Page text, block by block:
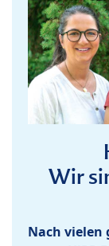
Wir
Nach vielen